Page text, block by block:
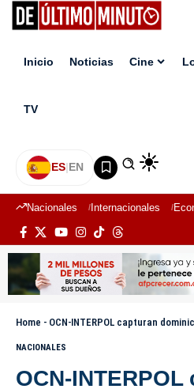
Inicio Noticias Cine
TV
ES|EN
Nacionales Internacionales
Home - OCN-INTERPOL capturan dominicano
NACIONALES
OCN-